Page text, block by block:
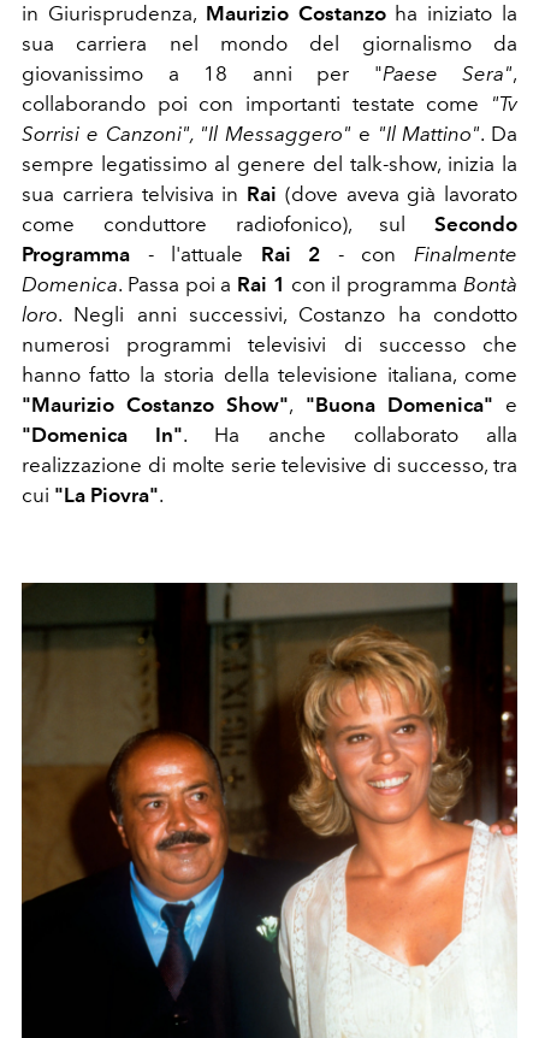
in Giurisprudenza, Maurizio Costanzoha iniziato la
sua carriera nel mondo del giornalismo da
giovanissimo a 18 anni per "Paese Sera",
collaborando poi con importanti testate come "Tv
Sorrisi e Canzoni", "Il Messaggero" e "Il Mattino". Da
sempre legatissimo al genere del talk-show, inizia la
sua carriera telvisiva in Rai (dove aveva già lavorato
come conduttore radiofonico), sul Secondo
Programma - l'attuale Rai 2 - conFinalmente
Domenica. Passa poi a Rai 1 con il programmaBontà
loro. Negli anni successivi, Costanzo ha condotto
numerosi programmi televisivi di successo che
hanno fatto la storia della televisione italiana, come
"Maurizio Costanzo Show", "Buona Domenica" e
"Domenica In". Ha anche collaborato alla
realizzazione di molte serie televisive di successo, tra
cui "La Piovra".